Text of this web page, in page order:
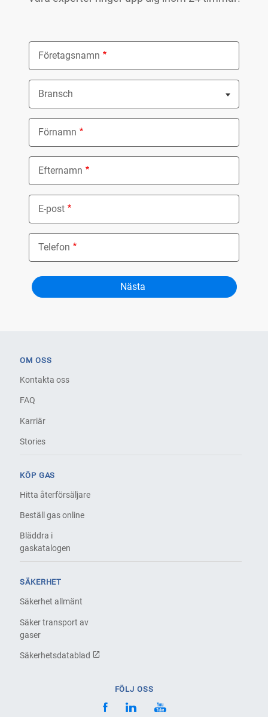
Företagsnamn
Bransch
Nothing selected
Förnamn
Efternamn
E-post
Telefon
OM OSS
Kontakta oss
FAQ
Karriär
Stories
KÖP GAS
Hitta återförsäljare
Beställ gas online
Bläddra i
gaskatalogen
SÄKERHET
Säkerhet allmänt
Säker transport av
gaser
Säkerhetsdatablad
FÖLJ OSS